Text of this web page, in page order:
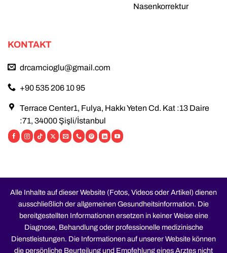
Nasenkorrektur
KONTAKT
drcamcioglu@gmail.com
+90 535 206 10 95
Terrace Center1, Fulya, Hakkı Yeten Cd. Kat :13 Daire
:71, 34000 Şişli/İstanbul
Alle Inhalte auf dieser Website (Fotos, Videos oder Artikel) dienen
ausschließlich der allgemeinen Gesundheitsinformation. Die
bereitgestellten Informationen ersetzen in keiner Weise eine
Diagnose, Behandlung oder professionelle medizinische
Dienstleistungen. Die Informationen auf unserer Website können
die persönliche Beurteilung und Empfehlung eines Arztes nicht